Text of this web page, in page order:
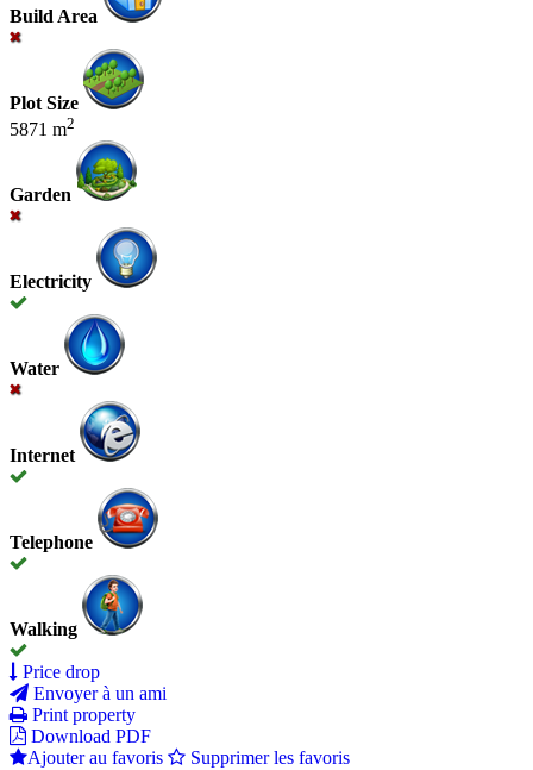
Build Area
Plot Size
5871 m2
Garden
Electricity
Water
Internet
Telephone
Walking
Price drop
Envoyer à un ami
Print property
Download PDF
Ajouter au favoris
Supprimer les favoris